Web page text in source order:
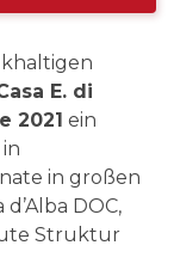
E. di
2021 ein
in großen
DOC,
Struktur